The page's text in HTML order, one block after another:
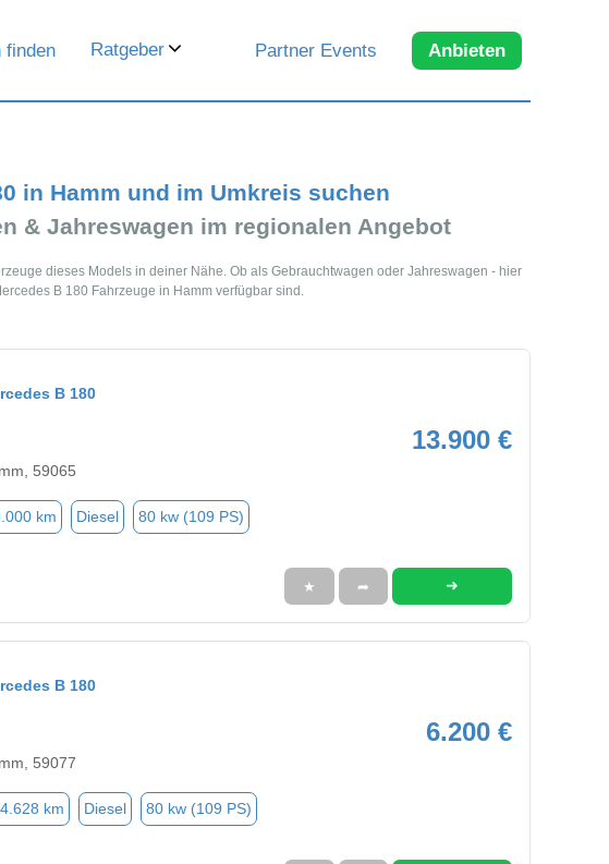
finden Ratgeber Partner Events Anbieten
in Hamm und im Umkreis suchen
& Jahreswagen im regionalen Angebot
dieses Models in deiner Nähe. Ob als Gebrauchtwagen oder Jahreswagen - hier
B 180 Fahrzeuge in Hamm verfügbar sind.
B 180
13.900 €
59065
km Diesel 80 kw (109 PS)
★ ➦ ➜
B 180
6.200 €
59077
km Diesel 80 kw (109 PS)